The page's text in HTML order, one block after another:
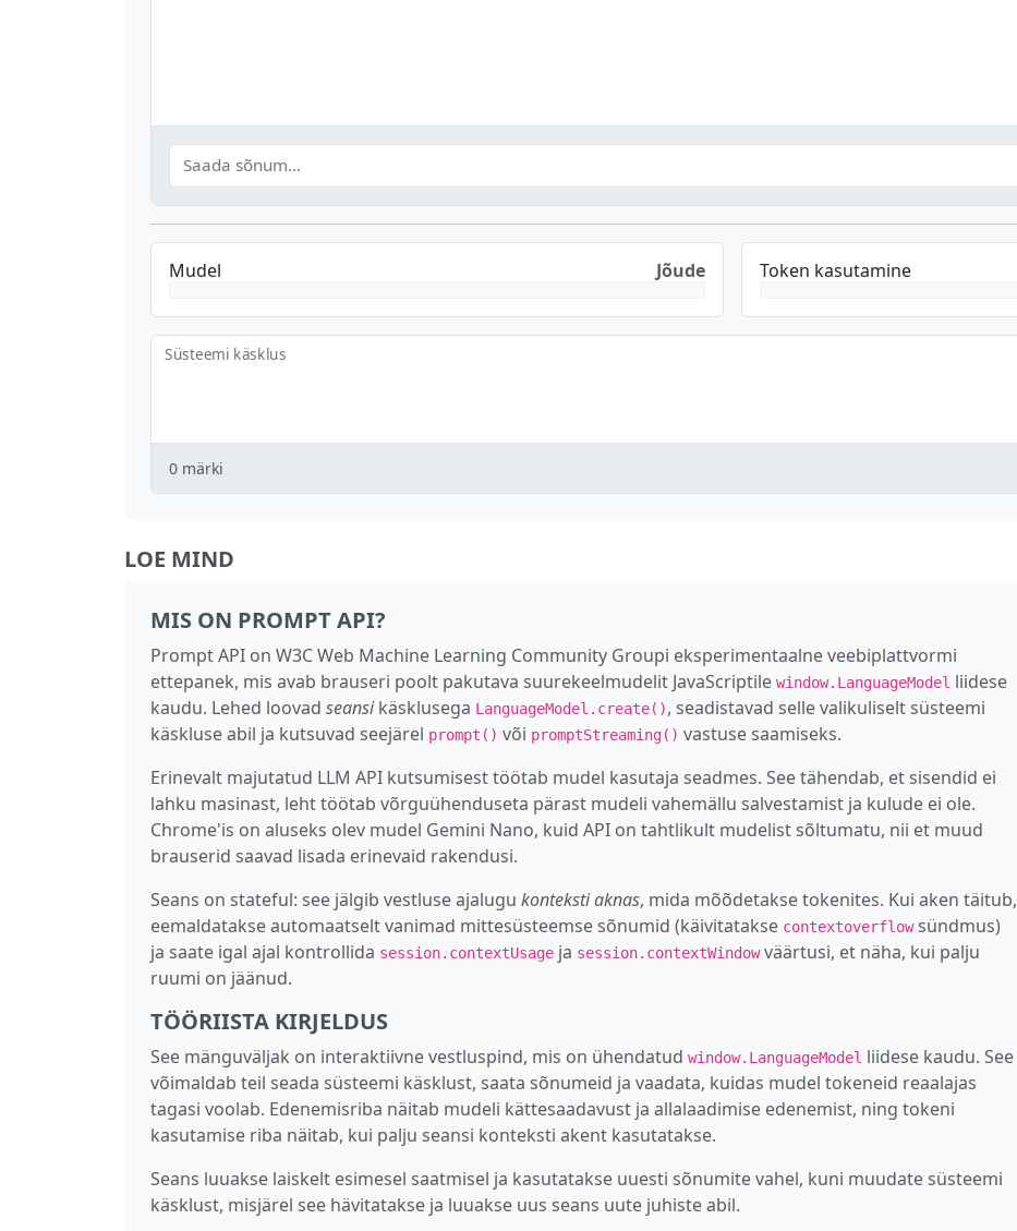
Mudel Jõude Token kasutamine
Süsteemi käsklus
0 märki
LOE MIND
MIS ON PROMPT API?
Prompt API on W3C Web Machine Learning Community Groupi eksperimentaalne veebiplattvormi
ettepanek, mis avab brauseri poolt pakutava suurekeelmudelit JavaScriptile window.LanguageModel liidese
kaudu. Lehed loovad seansikäsklusega LanguageModel.create(), seadistavad selle valikuliselt süsteemi
käskluse abil ja kutsuvad seejärel prompt() või promptStreaming() vastuse saamiseks.
Erinevalt majutatud LLM API kutsumisest töötab mudel kasutaja seadmes. See tähendab, et sisendid ei
lahku masinast, leht töötab võrguühenduseta pärast mudeli vahemällu salvestamist ja kulude ei ole.
Chrome'is on aluseks olev mudel Gemini Nano, kuid API on tahtlikult mudelist sõltumatu, nii et muud
brauserid saavad lisada erinevaid rakendusi.
Seans on stateful: see jälgib vestluse ajalugu konteksti aknas, mida mõõdetakse tokenites. Kui aken täitub,
eemaldatakse automaatselt vanimad mittesüsteemse sõnumid (käivitatakse contextoverflowsündmus)
ja saate igal ajal kontrollida session.contextUsage ja session.contextWindowväärtusi, et näha, kui palju
ruumi on jäänud.
TÖÖRIISTA KIRJELDUS
See mänguväljak on interaktiivne vestluspind, mis on ühendatud window.LanguageModel liidese kaudu. See
võimaldab teil seada süsteemi käsklust, saata sõnumeid ja vaadata, kuidas mudel tokeneid reaalajas
tagasi voolab. Edenemisriba näitab mudeli kättesaadavust ja allalaadimise edenemist, ning tokeni
kasutamise riba näitab, kui palju seansi konteksti akent kasutatakse.
Seans luuakse laiskelt esimesel saatmisel ja kasutatakse uuesti sõnumite vahel, kuni muudate süsteemi
käsklust, misjärel see hävitatakse ja luuakse uus seans uute juhiste abil.